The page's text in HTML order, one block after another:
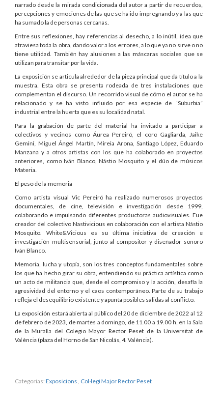
narrado desde la mirada condicionada del autor a partir de recuerdos,
percepciones y emociones de las que se ha ido impregnando y a las que
ha sumado la de personas cercanas.
Entre sus reflexiones, hay referencias al desecho, a lo inútil, idea que
atraviesa toda la obra, dando valor a los errores, a lo que ya no sirve o no
tiene utilidad. También hay alusiones a las máscaras sociales que se
utilizan para transitar por la vida.
La exposición se articula alrededor de la pieza principal que da título a la
muestra. Esta obra se presenta rodeada de tres instalaciones que
complementan el discurso. Un recorrido visual de cómo el autor se ha
relacionado y se ha visto influido por esa especie de “Suburbia”
industrial entre la huerta que es su localidad natal.
Para la grabación de parte del material ha invitado a participar a
colectivos y vecinos como Áurea Pereiró, el coro Gagliarda, Jaike
Gemini, Miguel Ángel Martín, Mireia Arona, Santiago López, Eduardo
Manzana y a otros artistas con los que ha colaborado en proyectos
anteriores, como Iván Blanco, Nástio Mosquito y el dúo de músicos
Materia.
El peso de la memoria
Como artista visual Vic Pereiró ha realizado numerosos proyectos
documentales, de cine, televisión e investigación desde 1999,
colaborando e impulsando diferentes productoras audiovisuales. Fue
creador del colectivo Nastivicious en colaboración con el artista Nástio
Mosquito. White&Vicious es su última iniciativa de creación e
investigación multisensorial, junto al compositor y diseñador sonoro
Iván Blanco.
Memoria, lucha y utopía, son los tres conceptos fundamentales sobre
los que ha hecho girar su obra, entendiendo su práctica artística como
un acto de militancia que, desde el compromiso y la acción, desafía la
agresividad del entorno y el caos contemporáneo. Parte de su trabajo
refleja el desequilibrio existente y apunta posibles salidas al conflicto.
La exposición estará abierta al público del 20 de diciembre de 2022 al 12
de febrero de 2023, de martes a domingo, de 11.00 a 19.00 h, en la Sala
de la Muralla del Colegio Mayor Rector Peset de la Universitat de
València (plaza del Horno de San Nicolás, 4. València).
Categorias: Exposicions Col·legi Major Rector Peset